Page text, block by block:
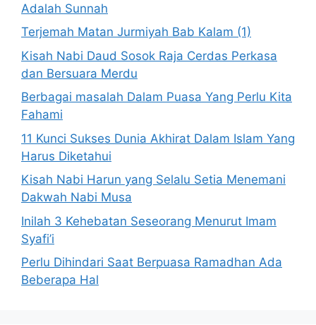
Adalah Sunnah
Terjemah Matan Jurmiyah Bab Kalam (1)
Kisah Nabi Daud Sosok Raja Cerdas Perkasa
dan Bersuara Merdu
Berbagai masalah Dalam Puasa Yang Perlu Kita
Fahami
11 Kunci Sukses Dunia Akhirat Dalam Islam Yang
Harus Diketahui
Kisah Nabi Harun yang Selalu Setia Menemani
Dakwah Nabi Musa
Inilah 3 Kehebatan Seseorang Menurut Imam
Syafi’i
Perlu Dihindari Saat Berpuasa Ramadhan Ada
Beberapa Hal